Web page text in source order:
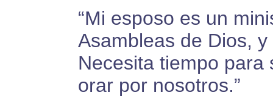
“Mi esposo es un
Asambleas de Dios,
Necesita tiempo
orar por nosotros.”